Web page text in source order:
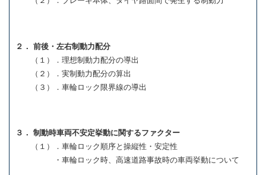
２． 前後・左右制動力配分
（１）．理想制動力配分の導出
（２）．実制動力配分の算出
（３）．車輪ロック限界線の導出
３． 制動時車両不安定挙動に関するファクター
（１）．車輪ロック順序と操縦性・安定性
・車輪ロック時、高速道路事故時の車両挙動について